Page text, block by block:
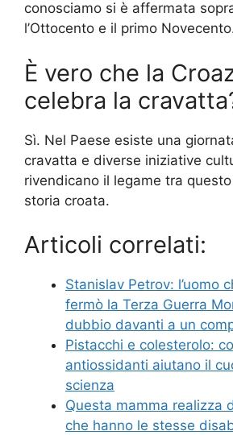
conosciamo si è affermata
l’Ottocento e il primo
È vero che la
celebra la
Sì. Nel Paese esiste una
cravatta e diverse iniziative
rivendicano il legame tra
storia croata.
Articoli correlati:
Stanislav Petrov: l’uomo
fermò la Terza Guerra
dubbio davanti a un
Pistacchi e colesterolo:
antiossidanti aiutano il
scienza
Questa mamma realizza
che hanno le stesse